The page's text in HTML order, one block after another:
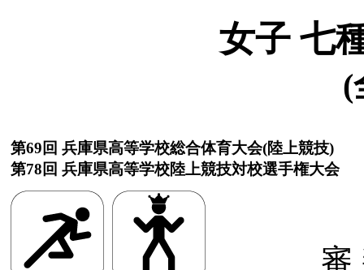
女子 七
(
第69回 兵庫県高等学校総合体育大会(陸上競技)
第78回 兵庫県高等学校陸上競技対校選手権大会